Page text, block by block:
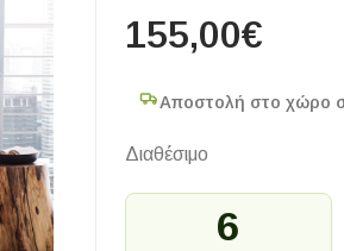
155,00€
Αποστολή στο χώρο
Διαθέσιμο
6